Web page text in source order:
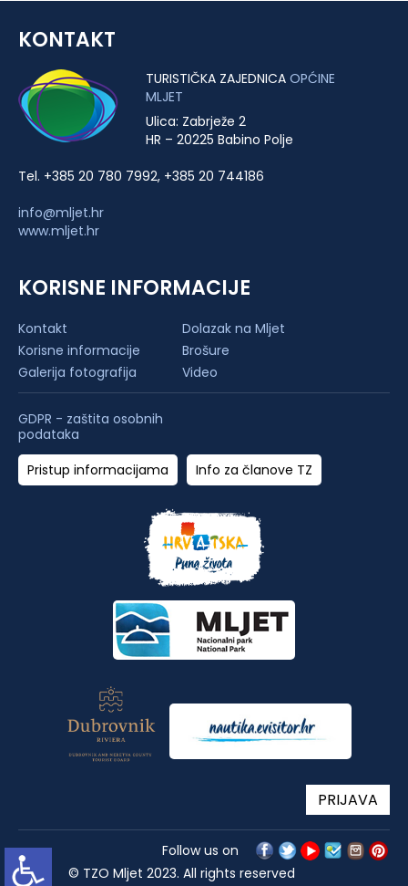
KONTAKT
TURISTIČKA ZAJEDNICA OPĆINE
MLJET
Ulica: Zabrježe 2
HR – 20225 Babino Polje
Tel. +385 20 780 7992, +385 20 744186
info@mljet.hr
www.mljet.hr
KORISNE INFORMACIJE
Kontakt
Dolazak na Mljet
Korisne informacije
Brošure
Galerija fotografija
Video
GDPR - zaštita osobnih
podataka
Pristup informacijama
Info za članove TZ
PRIJAVA
Follow us on
© TZO Mljet 2023. All rights reserved